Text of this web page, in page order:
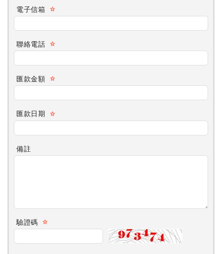
電子信箱
聯絡電話
匯款金額
匯款日期
備註
驗證碼